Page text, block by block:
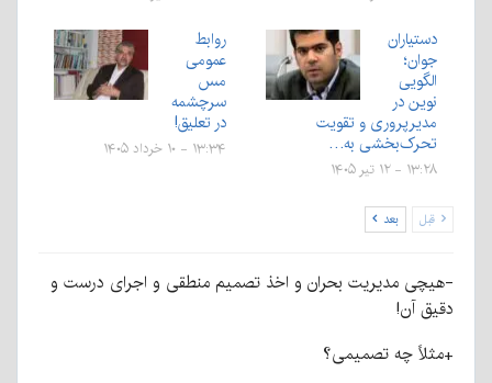
دستیاران
جوان؛
الگویی
نوین در
مدیرپروری و تقویت
تحرک‌بخشی به…
۱۳:۲۸ - ۱۲ تیر ۱۴۰۵
روابط
عمومی
مس
سرچشمه
در تعلیق!
۱۳:۳۴ - ۱۰ خرداد ۱۴۰۵
قبل بعد
-هیچی مدیریت بحران و اخذ تصمیم منطقی و اجرای درست و
دقیق آن!
+مثلاً چه تصمیمی؟